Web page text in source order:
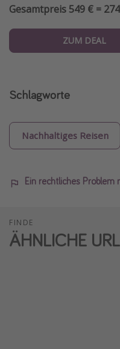
Gesamtpreis 549 € =
ZUM DEAL
Schlagworte
Nachhaltiges Reisen
Ein rechtliches Problem
FINDE
ÄHNLICHE